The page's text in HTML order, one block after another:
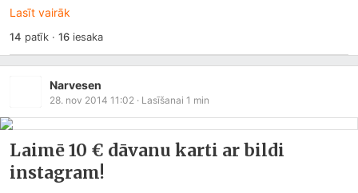
Lasīt vairāk
14 patīk · 16iesaka
Narvesen
28. nov 2014 11:02 · Lasīšanai 1 min
Laimē 10 € dāvanu karti ar bildi
instagram!